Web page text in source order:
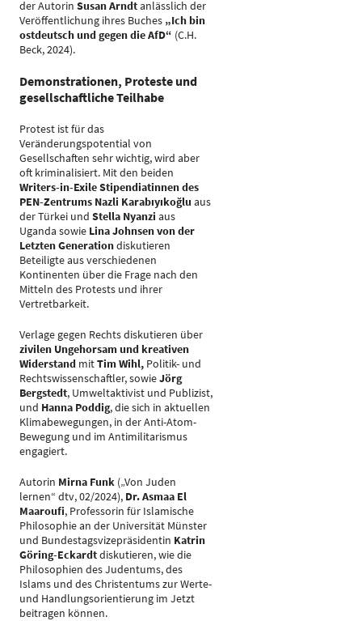
der Autorin Susan Arndtanlässlich der
Veröffentlichung ihres Buches „Ich bin
ostdeutsch und gegen die AfD“ (C.H.
Beck, 2024).
Demonstrationen, Proteste und
gesellschaftliche Teilhabe
Protest ist für das
Veränderungspotential von
Gesellschaften sehr wichtig, wird aber
oft kriminalisiert. Mit den beiden
Writers-in-Exile Stipendiatinnen des
PEN-Zentrums Nazli Karabıyıkoğlu aus
der Türkei und Stella Nyanzi aus
Uganda sowie Lina Johnsen von der
Letzten Generationdiskutieren
Beteiligte aus verschiedenen
Kontinenten über die Frage nach den
Mitteln des Protests und ihrer
Vertretbarkeit.
Verlage gegen Rechts diskutieren über
zivilen Ungehorsam und kreativen
Widerstand mitTim Wihl, Politik- und
Rechtswissenschaftler, sowieJörg
Bergstedt, Umweltaktivist und Publizist,
und Hanna Poddig, die sich in aktuellen
Klimabewegungen, in der Anti-Atom-
Bewegung und im Antimilitarismus
engagiert.
Autorin Mirna Funk („Von Juden
lernen“ dtv, 02/2024), Dr. Asmaa El
Maaroufi, Professorin für Islamische
Philosophie an der Universität Münster
und Bundestagsvizepräsidentin Katrin
Göring-Eckardtdiskutieren, wie die
Philosophien des Judentums, des
Islams und des Christentums zur Werte-
und Handlungsorientierung im Jetzt
beitragen können.